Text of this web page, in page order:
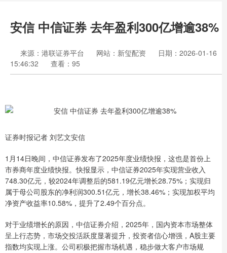
安信 中信证券 去年盈利300亿增逾38%
来源：港联证券平台 网站：新玺配资
日期：2026-01-16
15:46:32
查看：95
证券时报记者 刘艺文安信
1月14日晚间，中信证券发布了2025年度业绩快报，这也是首份上
市券商年度业绩快报。快报显示，中信证券2025年实现营业收入
748.30亿元，较2024年调整后的581.19亿元增长28.75%；实现归
属于母公司股东的净利润300.51亿元，增长38.46%；实现加权平均
净资产收益率10.58%，提升了2.49个百分点。
对于业绩增长的原因，中信证券介绍，2025年，国内资本市场整体
呈上行态势，市场交投活跃度显著提升，投资者信心增强，A股主要
指数均实现上涨。公司积极把握市场机遇，稳步做大客户市场规